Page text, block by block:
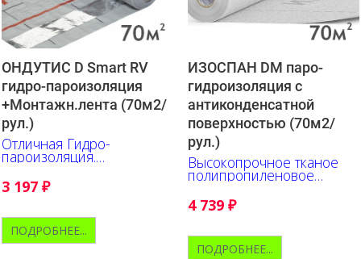
ОНДУТИС D Smart RV
гидро-пароизоляция
+Монтажн.лента (70м2/
рул.)
Отличная Гидро-
пароизоляция.
Исключительно прочна и
удобна в работе.
Нанесена разметка.
3 197 ₽
ПОДРОБНЕЕ...
ИЗОСПАН DM паро-
гидроизоляция c
антиконденсатной
поверхностью (70м2/
рул.)
Высокопрочное тканое
полипропиленовое
полотно с
антиконденсатной
поверхностью
4 739 ₽
ПОДРОБНЕЕ...